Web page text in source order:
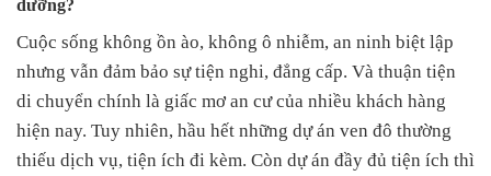
dưỡng?
Cuộc sống không ồn ào, không ô nhiễm, an ninh biệt lập
nhưng vẫn đảm bảo sự tiện nghi, đẳng cấp. Và thuận tiện
di chuyển chính là giấc mơ an cư của nhiều khách hàng
hiện nay. Tuy nhiên, hầu hết những dự án ven đô thường
thiếu dịch vụ, tiện ích đi kèm. Còn dự án đầy đủ tiện ích thì